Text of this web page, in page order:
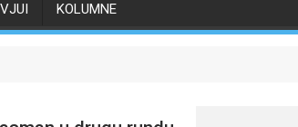
KOLUMNE